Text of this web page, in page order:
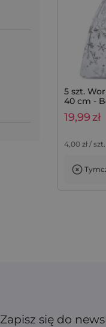
5 szt.
40 cm -
2
19,99zł
4,00 zł / szt.
Zapisz się do